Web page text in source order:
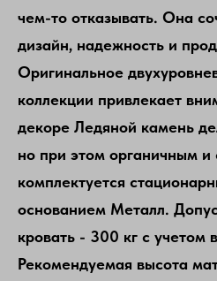
чем-то отказывать. Она
дизайн, надежность и
Оригинальное
коллекции привлекает
декоре Ледяной камень
но при этом органичным
комплектуется
основанием Металл.
кровать - 300 кг с учетом
Рекомендуемая высота